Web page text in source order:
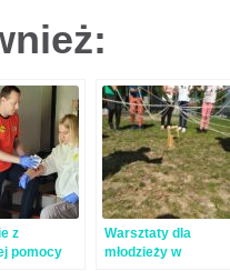
z
pomocy
Warsztaty dla
młodzieży w